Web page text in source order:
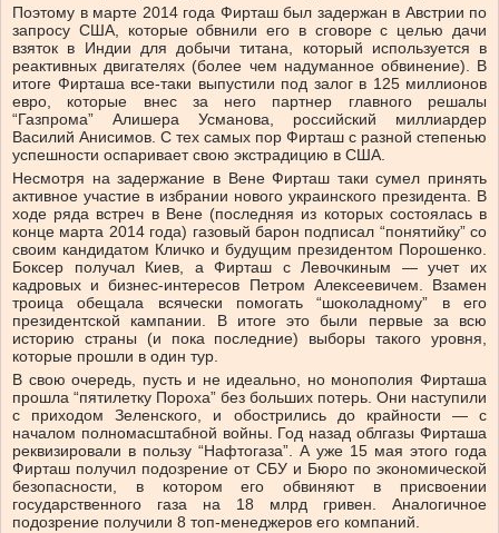
Поэтому в марте 2014 года Фирташ был задержан в Австрии по
запросу США, которые обвнили его в сговоре с целью дачи
взяток в Индии для добычи титана, который используется в
реактивных двигателях (более чем надуманное обвинение). В
итоге Фирташа все-таки выпустили под залог в 125 миллионов
евро, которые внес за него партнер главного решалы
“Газпрома” Алишера Усманова, российский миллиардер
Василий Анисимов. С тех самых пор Фирташ с разной степенью
успешности оспаривает свою экстрадицию в США.
Несмотря на задержание в Вене Фирташ таки сумел принять
активное участие в избрании нового украинского президента. В
ходе ряда встреч в Вене (последняя из которых состоялась в
конце марта 2014 года) газовый барон подписал “понятийку” со
своим кандидатом Кличко и будущим президентом Порошенко.
Боксер получал Киев, а Фирташ с Левочкиным — учет их
кадровых и бизнес-интересов Петром Алексеевичем. Взамен
троица обещала всячески помогать “шоколадному” в его
президентской кампании. В итоге это были первые за всю
историю страны (и пока последние) выборы такого уровня,
которые прошли в один тур.
В свою очередь, пусть и не идеально, но монополия Фирташа
прошла “пятилетку Пороха” без больших потерь. Они наступили
с приходом Зеленского, и обострились до крайности — с
началом полномасштабной войны. Год назад облгазы Фирташа
реквизировали в пользу “Нафтогаза”. А уже 15 мая этого года
Фирташ получил подозрение от СБУ и Бюро по экономической
безопасности, в котором его обвиняют в присвоении
государственного газа на 18 млрд гривен. Аналогичное
подозрение получили 8 топ-менеджеров его компаний.